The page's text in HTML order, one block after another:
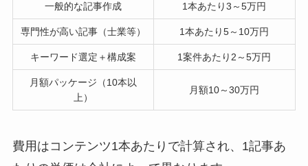
一般的な記事作成 1本あたり3～5万円
専門性が高い記事（士業等） 1本あたり5～10万円
キーワード選定＋構成案 1案件あたり2～5万円
月額パッケージ（10本以
上）
月額10～30万円
費用はコンテンツ1本あたりで計算され、1記事あ